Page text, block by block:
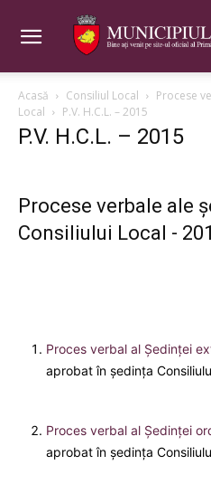
Acasă Consiliul Local
Procese
Local
P.V. H.C.L. – 2015
P.V. H.C.L. – 2015
Procese verbale ale
Consiliului Local -
Proces verbal al Şedinţei
aprobat în ședința
Proces verbal al Şedinţei
aprobat în ședința